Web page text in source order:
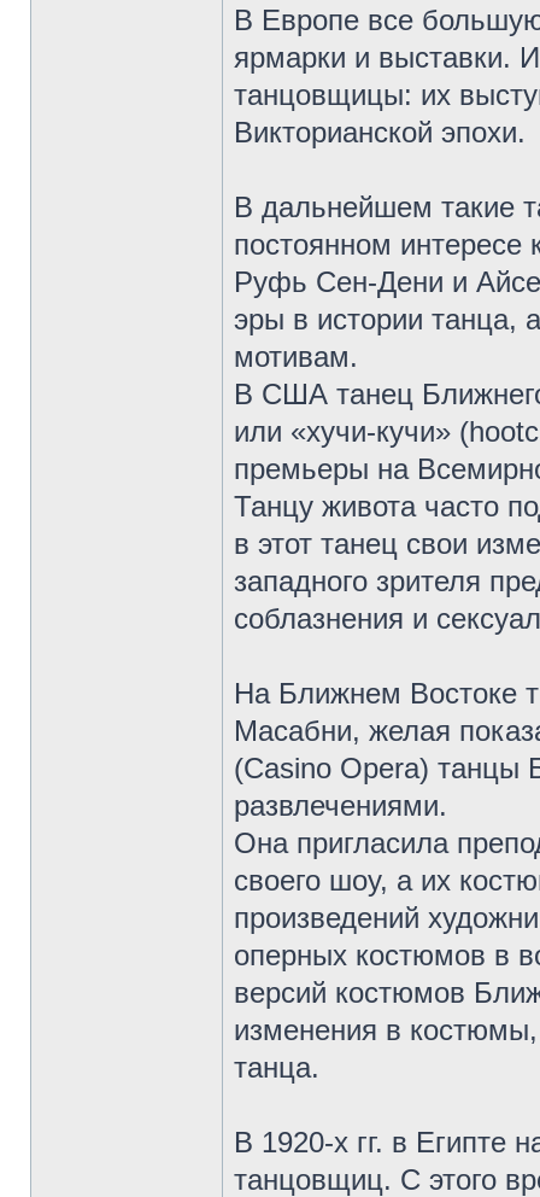
В Европе все
ярмарки и выставки.
танцовщицы: их
Викторианской эпохи.
В дальнейшем такие
постоянном интересе
Руфь Сен-Дени и
эры в истории танца,
мотивам.
В США танец
или «хучи-кучи»
премьеры на
Танцу живота часто
в этот танец свои
западного зрителя
соблазнения и
На Ближнем Востоке
Масабни, желая
(Casino Opera) танцы
развлечениями.
Она пригласила
своего шоу, а их
произведений
оперных костюмов в
версий костюмов
изменения в
танца.
В 1920-х гг. в Египте
танцовщиц. С этого